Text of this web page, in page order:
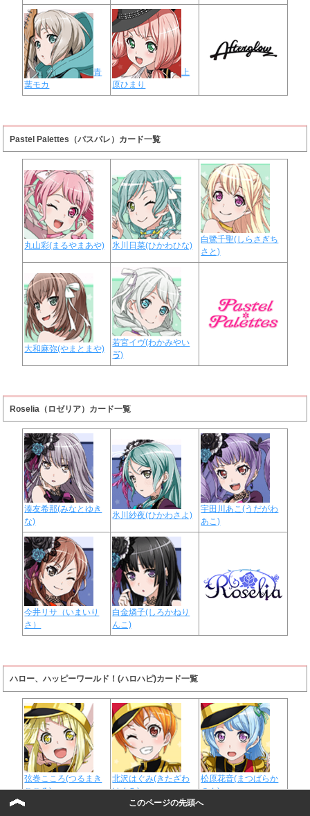
青
葉モカ
上
原ひまり
Pastel Palettes（パスパレ）カード一覧
丸山彩(まるやまあや) 氷川日菜(ひかわひな)
白鷺千聖(しらさぎち
さと)
大和麻弥(やまとまや)
若宮イヴ(わかみやい
ゔ)
Roselia（ロゼリア）カード一覧
湊友希那(みなとゆき
な)
氷川紗夜(ひかわさよ)
宇田川あこ(うだがわ
あこ)
今井リサ（いまいり
さ）
白金燐子(しろかねり
んこ)
ハロー、ハッピーワールド！(ハロハピ)カード一覧
弦巻こころ(つるまき
こころ)
北沢はぐみ(きたざわ
はぐみ)
松原花音(まつばらか
のん)
このページの先頭へ